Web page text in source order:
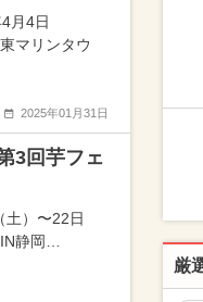
月4日
マリンタウ
2025年01月31日
3回芋フェ
土）〜22日
静岡…
厳